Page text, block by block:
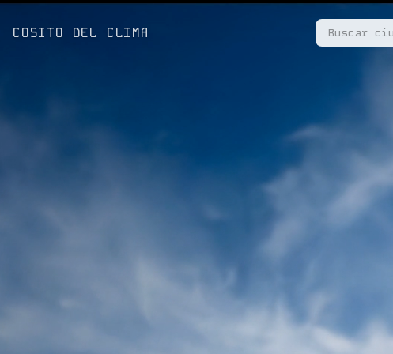
COSITO DEL CLIMA